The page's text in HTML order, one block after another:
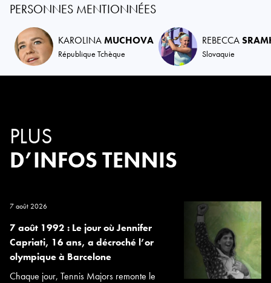
PERSONNES MENTIONNÉES
KAROLINAMUCHOVA
République Tchèque
REBECCA
Slovaquie
PLUS
D’INFOS TENNIS
7 août 2026
7 août 1992 : Le jour où Jennifer
Capriati, 16 ans, a décroché l’or
olympique à Barcelone
Chaque jour, Tennis Majors remonte le